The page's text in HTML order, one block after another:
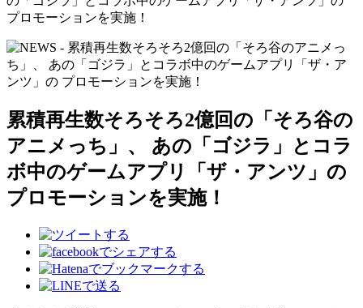
累積再生数そろそろ2億回の「そろ谷の
アニメっち」、 あの「ゴジラ」とコラ
ボ中のゲームアプリ「ザ・アンツ」の
プロモーションを実施！